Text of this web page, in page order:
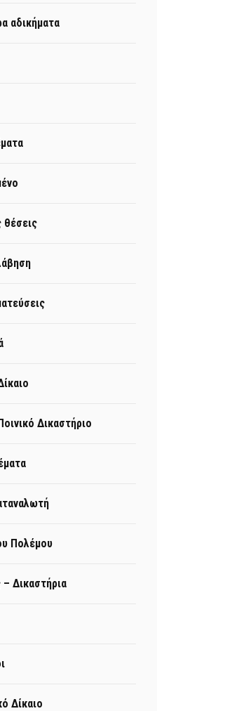
αδικήματα
θέσεις
Δικαστήριο
Πολέμου
Δικαστήρια
Δίκαιο